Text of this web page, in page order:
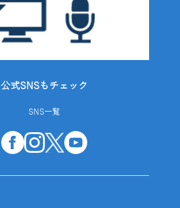
公式SNSもチェック
SNS一覧